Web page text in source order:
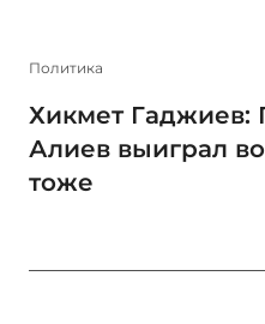
Политика
Хикмет Гаджиев:
Алиев выиграл
тоже